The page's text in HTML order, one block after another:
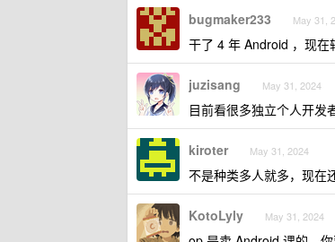
bugmaker233 May 31,
干了 4 年 Android ，现
juzisang May 31, 2024
目前看很多独立个人开发
kiroter May 31, 2024
不是种类多人就多，现在
KotoLyly May 31, 2024